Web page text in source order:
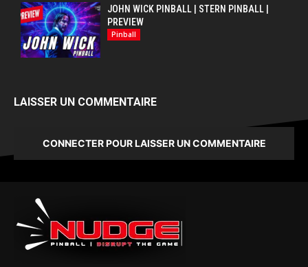
JOHN WICK PINBALL | STERN PINBALL |
PREVIEW
Pinball
LAISSER UN COMMENTAIRE
CONNECTER POUR LAISSER UN COMMENTAIRE